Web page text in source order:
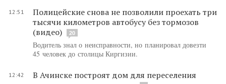
12:51
Полицейские снова не позволили проехать три
тысячи километров автобусу без тормозов
(видео)
20
Водитель знал о неисправности, но планировал довезти
45 человек до столицы Киргизии.
12:42
В Ачинске построят дом для переселения